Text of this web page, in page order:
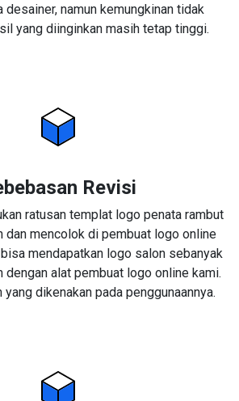
desainer, namun kemungkinan tidak
yang diinginkan masih tetap tinggi.
Revisi
ratusan templat logo penata rambut
dan mencolok di pembuat logo online
mendapatkan logo salon sebanyak
dengan alat pembuat logo online kami.
dikenakan pada penggunaannya.